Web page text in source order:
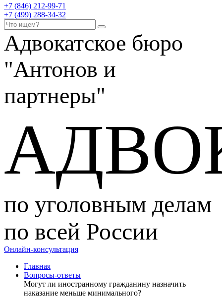
+7 (846) 212-99-71
+7 (499) 288-34-32
Адвокатское бюро
"Антонов и
партнеры"
по уголовным делам
по всей России
Онлайн-консультация
Главная
Вопросы-ответы
Могут ли иностранному гражданину назначить
наказание меньше минимального?